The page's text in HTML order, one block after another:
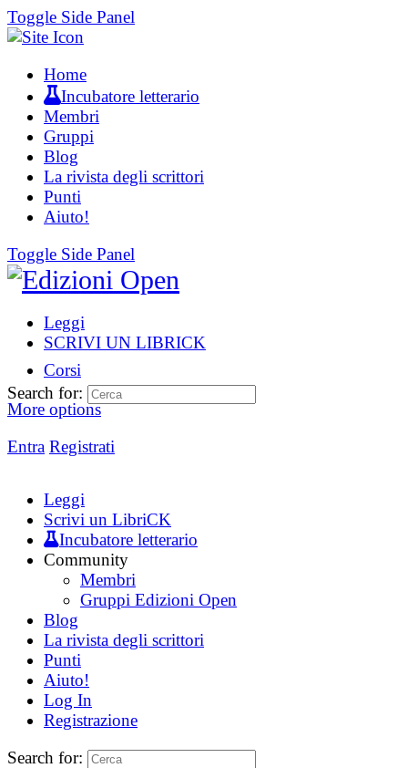
Toggle Side Panel
Home
Incubatore letterario
Membri
Gruppi
Blog
La rivista degli scrittori
Punti
Aiuto!
Toggle Side Panel
Leggi
SCRIVI UN LIBRICK
Corsi
More options
Entra Registrati
Search for:
Leggi
Scrivi un LibriCK
Incubatore letterario
Community
Membri
Gruppi Edizioni Open
Blog
La rivista degli scrittori
Punti
Aiuto!
Log In
Registrazione
Search for: